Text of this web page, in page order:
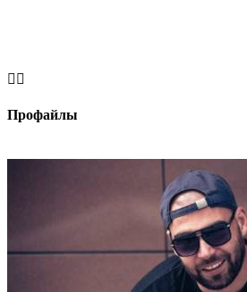
 
Профайлы